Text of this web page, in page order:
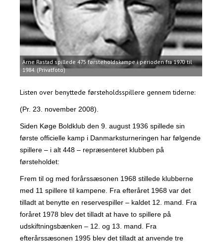
Arne Rastad spillede 475 førsteholdskampe i perioden fra 1970 til
1984. (Privatfoto)
Listen over benyttede førsteholdsspillere gennem tiderne:
(Pr. 23. november 2008).
Siden Køge Boldklub den 9. august 1936 spillede sin
første officielle kamp i Danmarksturneringen har følgende
spillere – i alt 448 – repræsenteret klubben på
førsteholdet:
Frem til og med forårssæsonen 1968 stillede klubberne
med 11 spillere til kampene. Fra efteråret 1968 var det
tilladt at benytte en reservespiller – kaldet 12. mand. Fra
foråret 1978 blev det tilladt at have to spillere på
udskiftningsbænken – 12. og 13. mand. Fra
efterårssæsonen 1995 blev det tilladt at anvende tre